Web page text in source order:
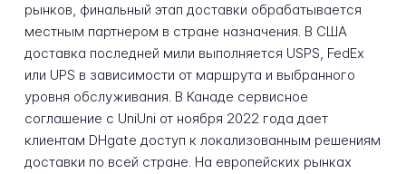
рынков, финальный этап доставки обрабатывается
местным партнером в стране назначения. В США
доставка последней мили выполняется USPS, FedEx
или UPS в зависимости от маршрута и выбранного
уровня обслуживания. В Канаде сервисное
соглашение с UniUni от ноября 2022 года дает
клиентам DHgate доступ к локализованным решениям
доставки по всей стране. На европейских рынках